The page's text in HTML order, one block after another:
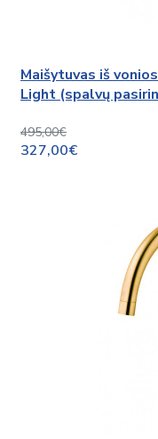
Maišytuvas iš
Light (spalvų
495,00€
327,00€